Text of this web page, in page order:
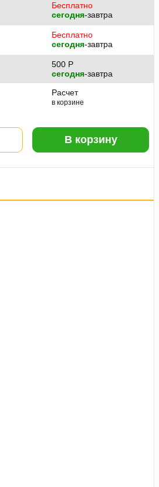
Бесплатно
сегодня-завтра
Бесплатно
сегодня-завтра
500 P
сегодня-завтра
Расчет
в корзине
В корзину